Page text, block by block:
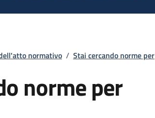
normativo / Stai cercando norme per
norme per